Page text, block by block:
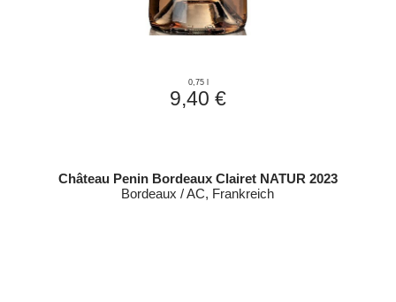
0,75 l
9,40 €
Château Penin Bordeaux Clairet NATUR 2023
Bordeaux / AC, Frankreich